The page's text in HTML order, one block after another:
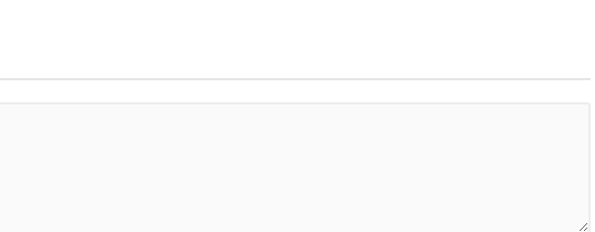
günlerde ön plana çıkan adaylar